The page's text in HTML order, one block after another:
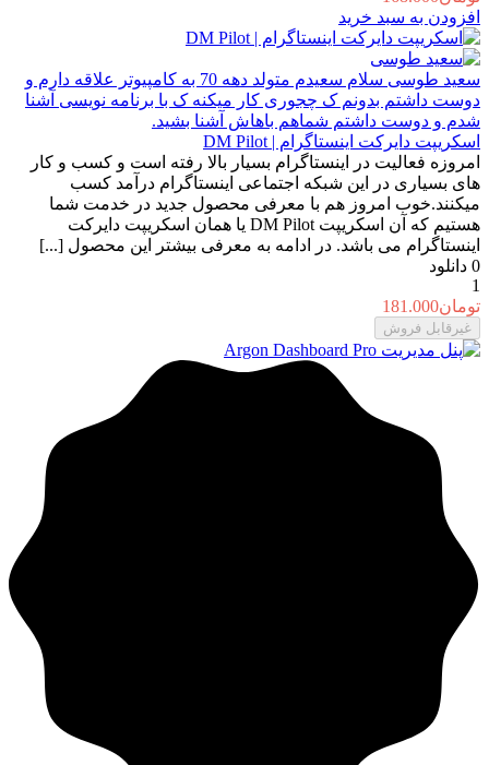
افزودن به سبد خرید
سعید طوسی
سلام سعیدم متولد دهه 70 به کامپیوتر علاقه دارم و
دوست داشتم بدونم ک چجوری کار میکنه ک با برنامه نویسی آشنا
شدم و دوست داشتم شماهم باهاش آشنا بشید.
اسکریپت دایرکت اینستاگرام | DM Pilot
امروزه فعالیت در اینستاگرام بسیار بالا رفته است و کسب و کار
های بسیاری در این شبکه اجتماعی اینستاگرام درآمد کسب
میکنند.خوب امروز هم با معرفی محصول جدید در خدمت شما
هستیم که آن اسکریپت DM Pilot یا همان اسکریپت دایرکت
اینستاگرام می باشد. در ادامه به معرفی بیشتر این محصول [...]
0 دانلود
1
تومان181.000
غیرقابل فروش